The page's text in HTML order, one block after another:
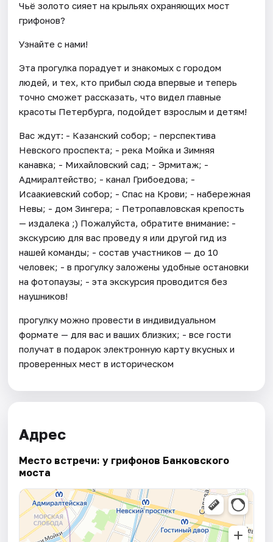
Чьё золото сияет на крыльях охраняющих мост
грифонов?
Узнайте с нами!
Эта прогулка порадует и знакомых с городом
людей, и тех, кто прибыл сюда впервые и теперь
точно сможет рассказать, что видел главные
красоты Петербурга, подойдет взрослым и детям!
Вас ждут: - Казанский собор; - перспектива
Невского проспекта; - река Мойка и Зимняя
канавка; - Михайловский сад; - Эрмитаж; -
Адмиралтейство; - канал Грибоедова; -
Исаакиевский собор; - Спас на Крови; - набережная
Невы; - дом Зингера; - Петропавловская крепость
— издалека ;) Пожалуйста, обратите внимание: -
экскурсию для вас проведу я или другой гид из
нашей команды; - состав участников — до 10
человек; - в прогулку заложены удобные остановки
на фотопаузы; - эта экскурсия проводится без
наушников!
прогулку можно провести в индивидуальном
формате — для вас и ваших близких; - все гости
получат в подарок электронную карту вкусных и
проверенных мест в историческом
Адрес
Место встречи: у грифонов Банковского
моста